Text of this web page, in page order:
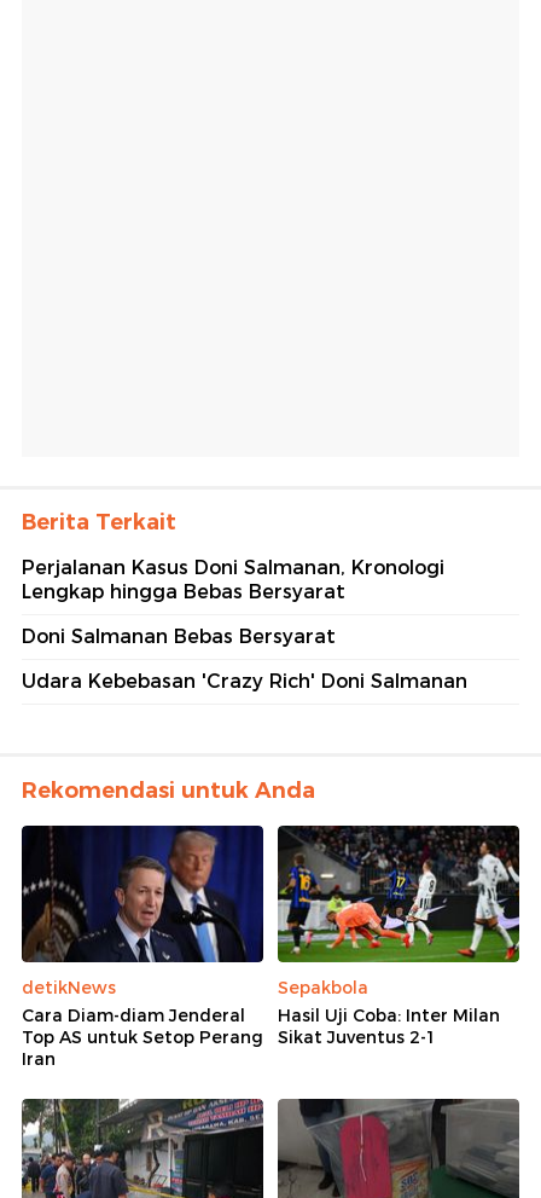
Berita Terkait
Perjalanan Kasus Doni Salmanan, Kronologi
Lengkap hingga Bebas Bersyarat
Doni Salmanan Bebas Bersyarat
Udara Kebebasan 'Crazy Rich' Doni Salmanan
Rekomendasi untuk Anda
detikNews
Cara Diam-diam Jenderal
Top AS untuk Setop Perang
Iran
Sepakbola
Hasil Uji Coba: Inter Milan
Sikat Juventus 2-1